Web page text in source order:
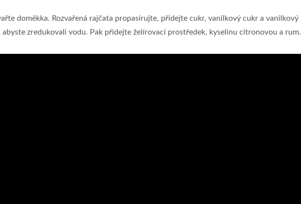
doměkka. Rozvařená rajčata propasírujte, přidejte cukr, vanilkový cukr a vanilkový
abyste zredukovali vodu. Pak přidejte želírovací prostředek, kyselinu citronovou a rum.